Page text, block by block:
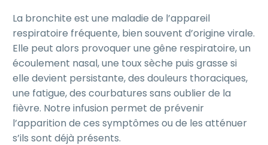
La bronchite est une maladie de l’appareil
respiratoire fréquente, bien souvent d’origine virale.
Elle peut alors provoquer une gêne respiratoire, un
écoulement nasal, une toux sèche puis grasse si
elle devient persistante, des douleurs thoraciques,
une fatigue, des courbatures sans oublier de la
fièvre. Notre infusion permet de prévenir
l’apparition de ces symptômes ou de les atténuer
s’ils sont déjà présents.